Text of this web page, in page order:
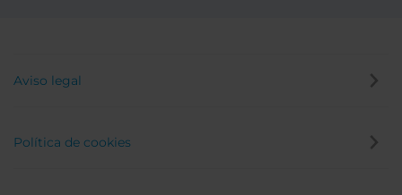
Aviso legal
Política de cookies